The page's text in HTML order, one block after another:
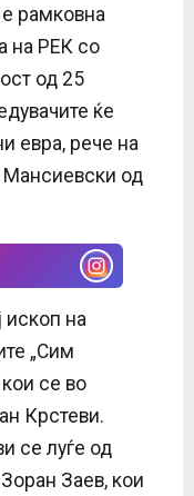
рамковна
на РЕК со
од 25
ќе
евра, рече на
Мансиевски од
ископ на
„Сим
кои се во
Крстеви.
се луѓе од
Заев, кои